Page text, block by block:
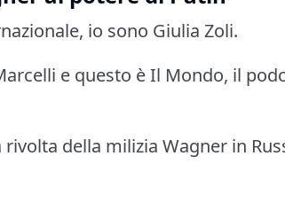
io sono Giulia Zoli.
e questo è Il Mondo, il
della milizia Wagner in